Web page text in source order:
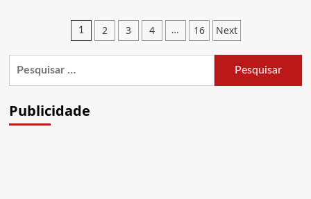
MobiCan
faz
reconhecimento
e
Paginação
de
posts
1 2 3 4 … 16 Next
Publicidade